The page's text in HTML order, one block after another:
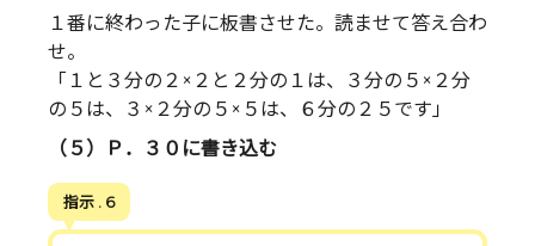
１番に終わった子に板書させた。読ませて答え合わ
せ。
「１と３分の２×２と２分の１は、３分の５×２分
の５は、３×２分の５×５は、６分の２５です」
（５）Ｐ．３０に書き込む
指示 . 6